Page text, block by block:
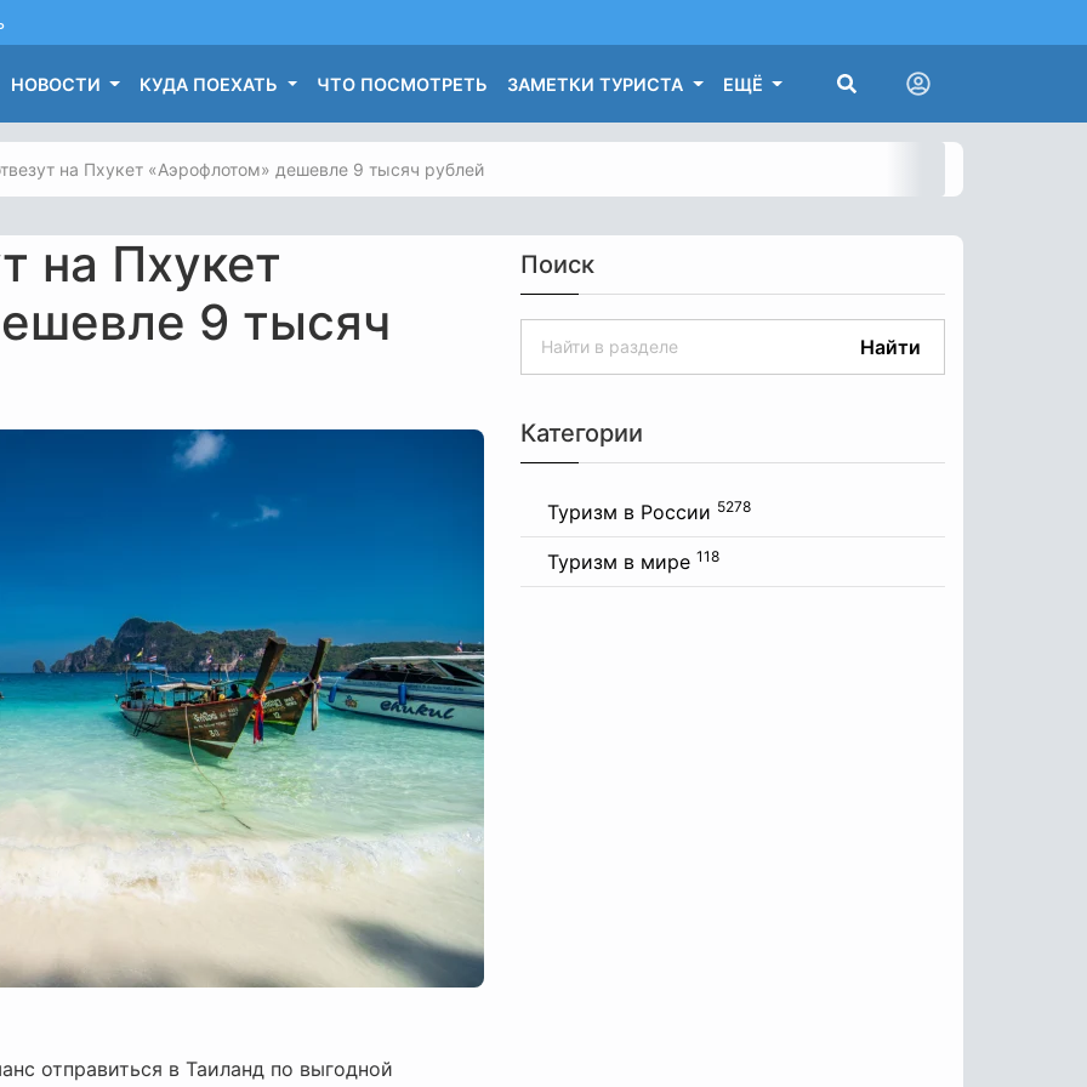
НОВОСТИ КУДА ПОЕХАТЬ ЧТО ПОСМОТРЕТЬ ЗАМЕТКИ ТУРИСТА ЕЩЁ
на Пхукет «Аэрофлотом» дешевле 9 тысяч рублей
на Пхукет
9 тысяч
отправиться в Таиланд по выгодной
Поиск
Найти
Категории
Туризм в России 5278
Туризм в мире 118